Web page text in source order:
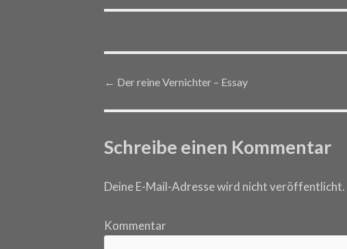
Post navigation
← Der reine Vernichter – Essay
Schreibe einen Kommentar
Deine E-Mail-Adresse wird nicht veröffentlicht.
Kommentar